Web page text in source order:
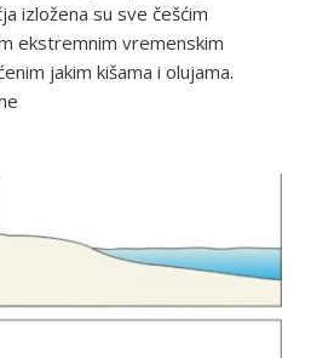
izložena su sve češćim
ekstremnim vremenskim
jakim kišama i olujama.